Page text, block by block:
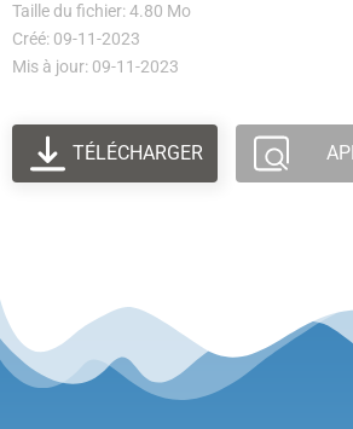
Taille du fichier: 4.80 Mo
Créé: 09-11-2023
Mis à jour: 09-11-2023
TÉLÉCHARGER